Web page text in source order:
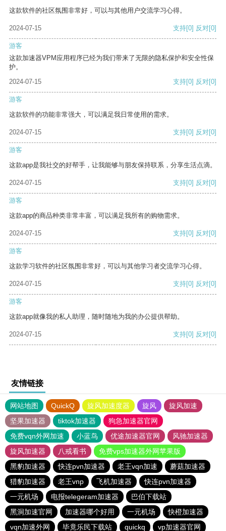
这款软件的社区氛围非常好，可以与其他用户交流学习心得。
2024-07-15 支持[0] 反对[0]
游客
这款加速器VPM应用程序已经为我们带来了无限的隐私保护和安全性保
护。
2024-07-15
支持[0] 反对[0]
游客
这款软件的功能非常强大，可以满足我日常使用的需求。
2024-07-15 支持[0] 反对[0]
游客
这款app是我社交的好帮手，让我能够与朋友保持联系，分享生活点滴。
2024-07-15 支持[0] 反对[0]
游客
这款app的商品种类非常丰富，可以满足我所有的购物需求。
2024-07-15 支持[0] 反对[0]
游客
这款学习软件的社区氛围非常好，可以与其他学习者交流学习心得。
2024-07-15 支持[0] 反对[0]
游客
这款app就像我的私人助理，随时随地为我的办公提供帮助。
2024-07-15 支持[0] 反对[0]
友情链接
网站地图 QuickQ 旋风加速度器 旋风
旋风加速
坚果加速器
tiktok加速器
狗急加速器官网
免费vqn外网加速
小蓝鸟 优途加速器官网
风驰加速器
旋风加速器
八戒看书
免费vps加速器外网苹果版
黑豹加速器
快连pvn加速器 老王vqn加速
蘑菇加速器
猎豹加速器
老王vnp 飞机加速器
快连pvn加速器
一元机场
电报telegeram加速器
巴伯下载站
黑洞加速官网
加速器哪个好用 一元机场
快橙加速器
vqn加速外网
毕竟乐民下载站 quickq vp加速器官网